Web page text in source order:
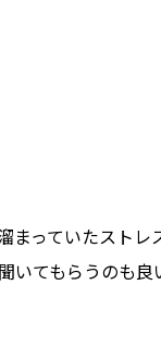
まっていたストレ
てもらうのも良